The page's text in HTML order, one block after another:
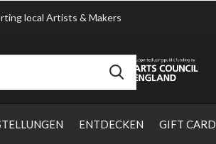
ENTDECKEN GIFT CARD
local Artists & Makers